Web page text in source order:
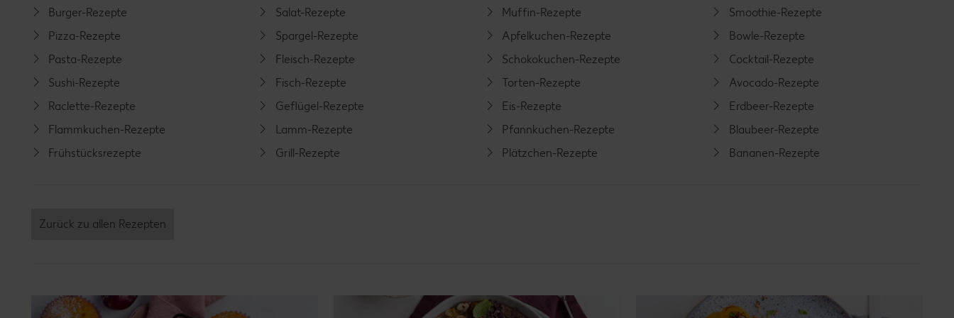
Burger-Rezepte
Pizza-Rezepte
Pasta-Rezepte
Sushi-Rezepte
Raclette-Rezepte
Flammkuchen-Rezepte
Frühstücksrezepte
Salat-Rezepte
Spargel-Rezepte
Fleisch-Rezepte
Fisch-Rezepte
Geflügel-Rezepte
Lamm-Rezepte
Grill-Rezepte
Muffin-Rezepte
Apfelkuchen-Rezepte
Schokokuchen-Rezepte
Torten-Rezepte
Eis-Rezepte
Pfannkuchen-Rezepte
Plätzchen-Rezepte
Smoothie-Rezepte
Bowle-Rezepte
Cocktail-Rezepte
Avocado-Rezepte
Erdbeer-Rezepte
Blaubeer-Rezepte
Bananen-Rezepte
Zurück zu allen Rezepten